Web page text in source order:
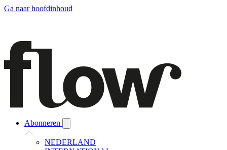
Ga naar hoofdinhoud
Abonneren
NEDERLAND